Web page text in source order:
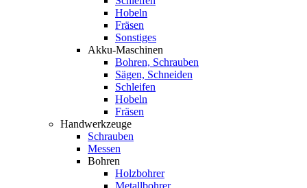
Hobeln
Fräsen
Sonstiges
Akku-Maschinen
Bohren, Schrauben
Sägen, Schneiden
Schleifen
Hobeln
Fräsen
Handwerkzeuge
Schrauben
Messen
Bohren
Holzbohrer
Metallbohrer